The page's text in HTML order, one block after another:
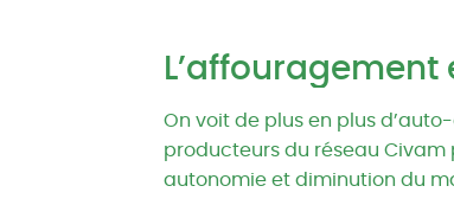
On voit de plus en plus
producteurs du réseau Civam
autonomie et diminution du